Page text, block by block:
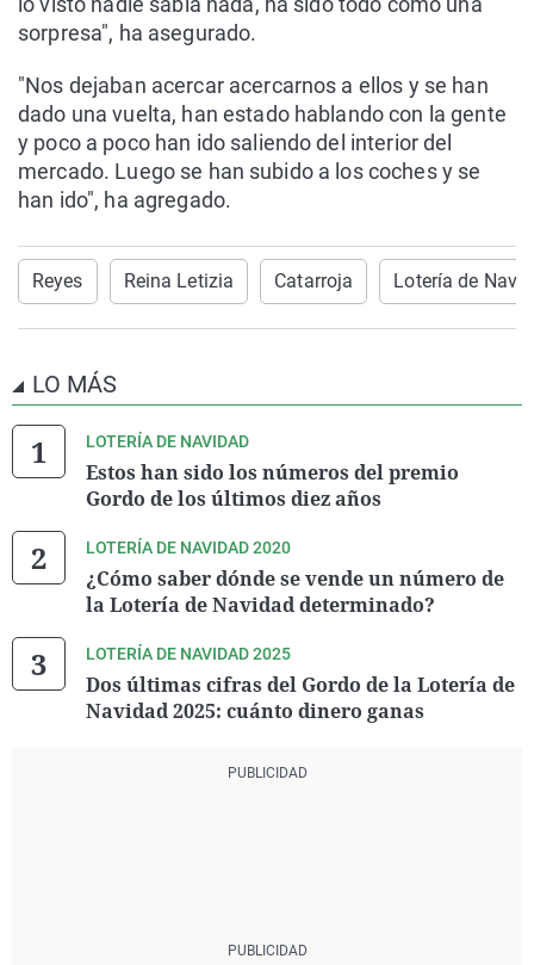
sorpresa", ha asegurado.
"Nos dejaban acercar acercarnos a ellos y se han
dado una vuelta, han estado hablando con la gente
y poco a poco han ido saliendo del interior del
mercado. Luego se han subido a los coches y se
han ido", ha agregado.
Reyes Reina Letizia Catarroja Lotería de
LO MÁS
LOTERÍA DE NAVIDAD
Estos han sido los números del premio
Gordo de los últimos diez años
LOTERÍA DE NAVIDAD 2020
¿Cómo saber dónde se vende un número de
la Lotería de Navidad determinado?
LOTERÍA DE NAVIDAD 2025
Dos últimas cifras del Gordo de la Lotería de
Navidad 2025: cuánto dinero ganas